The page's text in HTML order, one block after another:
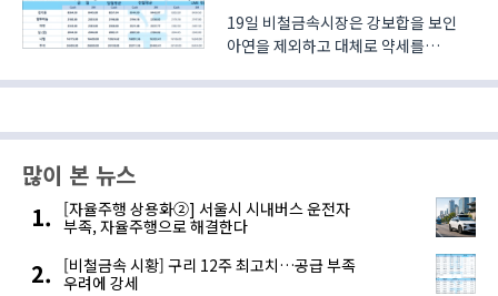
19일 비철금속시장은 강보합을 보인
아연을 제외하고 대체로 약세를
프레지던트 휴일을 맞았지만, 중국
영향에 알루미늄과 아연, 주석 등은 1%
많이 본 뉴스
[자율주행 상용화②] 서울시 시내버스 운전자
부족, 자율주행으로 해결한다
[비철금속 시황] 구리 12주 최고치…공급 부족
우려에 강세